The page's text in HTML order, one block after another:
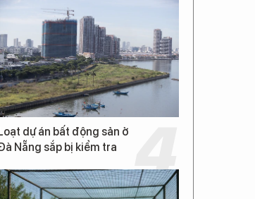
dự án bất động sản ở
Nẵng sắp bị kiểm tra